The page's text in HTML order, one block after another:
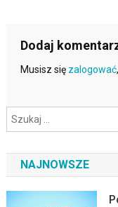
Dodaj
Musisz się zalogować
NAJNOWSZE